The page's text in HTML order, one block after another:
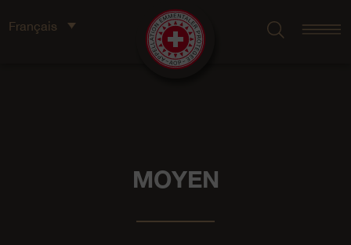
Français
MOYEN